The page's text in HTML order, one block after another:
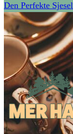
Den Perfekte